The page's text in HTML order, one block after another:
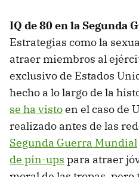
IQ de 80 en la Segunda
Estrategias como la
atraer miembros al
exclusivo de Estados
hecho a lo largo de la
se ha vistoen el caso de
realizado antes de las
Segunda Guerra Mundial
de pin-ups para atraer